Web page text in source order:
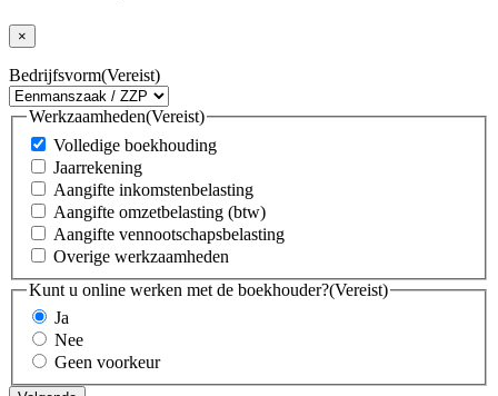
×
Bedrijfsvorm(Vereist)
Werkzaamheden(Vereist)
Volledige boekhouding
Jaarrekening
Aangifte inkomstenbelasting
Aangifte omzetbelasting (btw)
Aangifte vennootschapsbelasting
Overige werkzaamheden
Kunt u online werken met de boekhouder?(Vereist)
Ja
Nee
Geen voorkeur